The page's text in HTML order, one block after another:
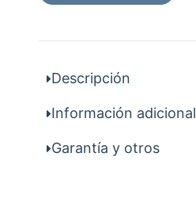
Descripción
Información adicional
Garantía y otros